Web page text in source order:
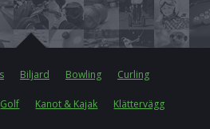
Biljard Bowling Curling
Golf Kanot & Kajak Klättervägg